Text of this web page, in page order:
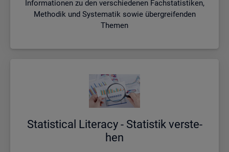
Informationen zu den verschiedenen Fachstatistiken,
Methodik und Systematik sowie übergreifenden
Themen
Sta­ti­s­ti­cal Li­te­r­acy - Sta­tis­tik ver­ste­
hen